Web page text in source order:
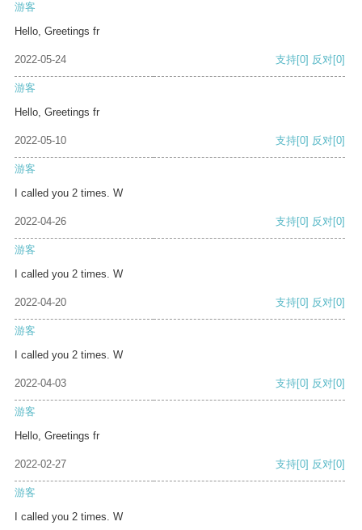
游客
Hello, Greetings fr
2022-05-24 支持[0] 反对[0]
游客
Hello, Greetings fr
2022-05-10 支持[0] 反对[0]
游客
I called you 2 times. W
2022-04-26 支持[0] 反对[0]
游客
I called you 2 times. W
2022-04-20 支持[0] 反对[0]
游客
I called you 2 times. W
2022-04-03 支持[0] 反对[0]
游客
Hello, Greetings fr
2022-02-27 支持[0] 反对[0]
游客
I called you 2 times. W